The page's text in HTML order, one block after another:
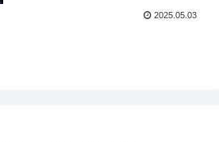
2025.05.03